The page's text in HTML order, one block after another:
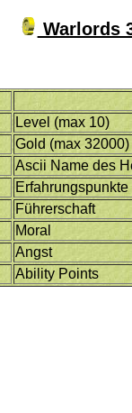
Warlords
Level (max 10)
Gold (max 32000)
Ascii Name des
Erfahrungspunkte
Führerschaft
Moral
Angst
Ability Points